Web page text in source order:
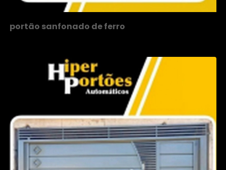
portão sanfonado de ferro